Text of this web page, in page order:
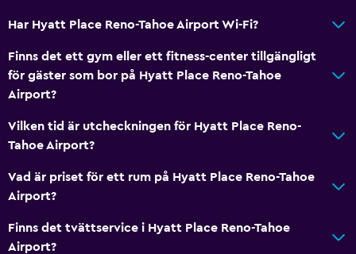
Har Hyatt Place Reno-Tahoe Airport Wi-Fi?
Finns det ett gym eller ett fitness-center tillgängligt
för gäster som bor på Hyatt Place Reno-Tahoe
Airport?
Vilken tid är utcheckningen för Hyatt Place Reno-
Tahoe Airport?
Vad är priset för ett rum på Hyatt Place Reno-Tahoe
Airport?
Finns det tvättservice i Hyatt Place Reno-Tahoe
Airport?